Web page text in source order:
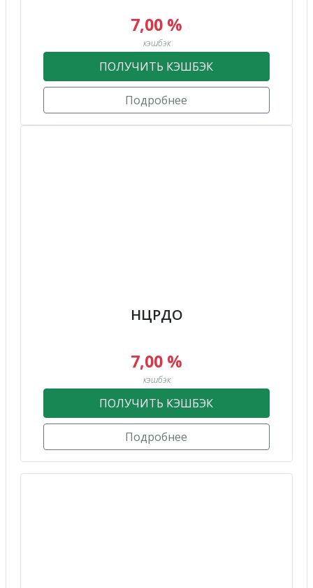
7,00 %
кэшбэк
ПОЛУЧИТЬ КЭШБЭК
Подробнее
НЦРДО
7,00 %
кэшбэк
ПОЛУЧИТЬ КЭШБЭК
Подробнее